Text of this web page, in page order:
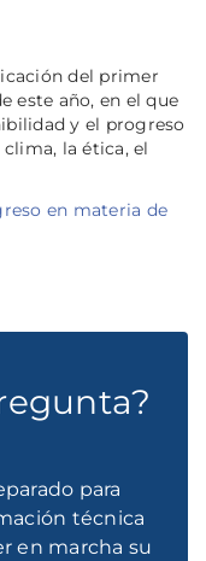
del primer
este año, en el que
y el progreso
la ética, el
en materia de
para
técnica
en marcha su